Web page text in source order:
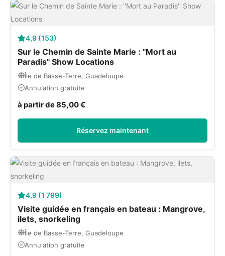
4,9 (153)
Sur le Chemin de Sainte Marie : ''Mort au
Paradis'' Show Locations
Île de Basse-Terre, Guadeloupe
Annulation gratuite
à partir de 85,00 €
Réservez maintenant
4,9 (1 799)
Visite guidée en français en bateau : Mangrove,
ilets, snorkeling
Île de Basse-Terre, Guadeloupe
Annulation gratuite